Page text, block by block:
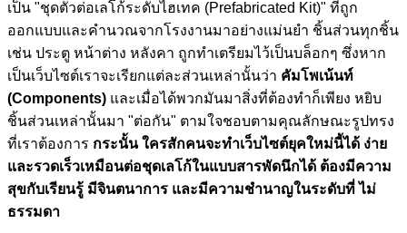
เป็น "ชุดตัวต่อเลโก้ระดับไฮเทค (Prefabricated Kit)" ที่ถูก
ออกแบบและคำนวณจากโรงงานมาอย่างแม่นยำ ชิ้นส่วนทุกชิ้น
เช่น ประตู หน้าต่าง หลังคา ถูกทำเตรียมไว้เป็นบล็อกๆ ซึ่งหาก
เป็นเว็บไซต์เราจะเรียกแต่ละส่วนเหล่านั้นว่า คัมโพเน้นท์
(Components) และเมื่อได้พวกมันมาสิ่งที่ต้องทำก็เพียง หยิบ
ชิ้นส่วนเหล่านั้นมา "ต่อกัน" ตามใจชอบตามคุณลักษณะรูปทรง
ที่เราต้องการ กระนั้น ใครสักคนจะทำเว็บไซต์ยุคใหม่นี้ได้ ง่าย
และรวดเร็วเหมือนต่อชุดเลโก้ในแบบสารพัดนึกได้ ต้องมีความ
สุขกับเรียนรู้ มีจินตนาการ และมีความชำนาญในระดับที่ ไม่
ธรรมดา